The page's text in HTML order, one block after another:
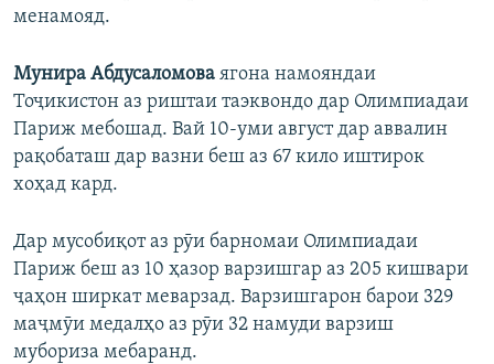
менамояд.
Мунира Абдусаломова ягона намояндаи
Тоҷикистон аз риштаи таэквондо дар Олимпиадаи
Париж мебошад. Вай 10-уми август дар аввалин
рақобаташ дар вазни беш аз 67 кило иштирок
хоҳад кард.
Дар мусобиқот аз рӯи барномаи Олимпиадаи
Париж беш аз 10 ҳазор варзишгар аз 205 кишвари
ҷаҳон ширкат меварзад. Варзишгарон барои 329
маҷмӯи медалҳо аз рӯи 32 намуди варзиш
мубориза мебаранд.